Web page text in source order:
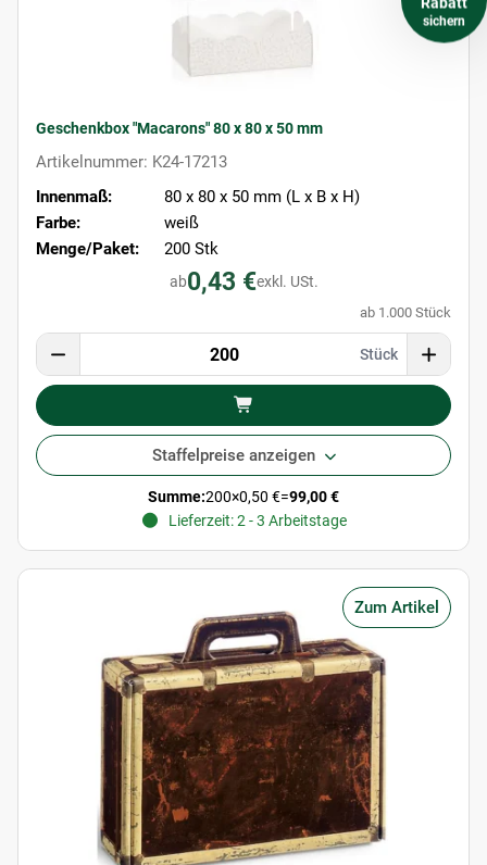
Geschenkbox "Macarons" 80 x 80 x 50 mm
Artikelnummer: K24-17213
Innenmaß:
80 x 80 x 50 mm (L x B x H)
Farbe:
weiß
Menge/Paket:
200 Stk
ab0,43 €exkl. USt.
ab 1.000 Stück
Stück
Staffelpreise anzeigen
Summe:200×0,50 €=99,00 €
Lieferzeit: 2 - 3 Arbeitstage
Zum Artikel
sichern